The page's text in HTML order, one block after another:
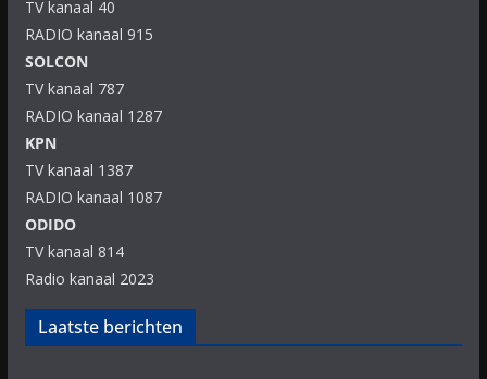
TV kanaal 40
RADIO kanaal 915
SOLCON
TV kanaal 787
RADIO kanaal 1287
KPN
TV kanaal 1387
RADIO kanaal 1087
ODIDO
TV kanaal 814
Radio kanaal 2023
Laatste berichten